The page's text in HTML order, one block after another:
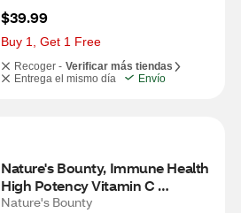
$39.99
Buy 1, Get 1 Free
Recoger - Verificar más tiendas
Entrega el mismo día
Envío
Nature's Bounty, Immune Health
High Potency Vitamin C
Gummies, Orange, 60 CT
Nature's Bounty